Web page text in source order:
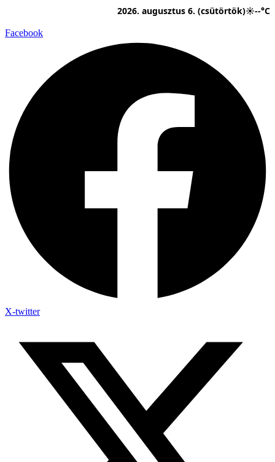
tartalomhoz
2026. augusztus 6. (csütörtök)☀--°C
Facebook
X-twitter